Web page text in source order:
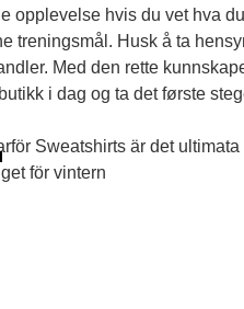
hvis du vet hva
treningsmål. Husk å ta
Med den rette
i dag og ta det første